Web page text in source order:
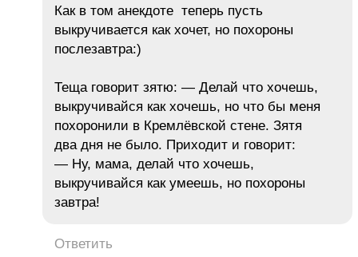
Как в том анекдоте теперь пусть
выкручивается как хочет, но похороны
послезавтра:)
Теща говорит зятю: — Делай что хочешь,
выкручивайся как хочешь, но что бы меня
похоронили в Кремлёвской стене. Зятя
два дня не было. Приходит и говорит:
— Ну, мама, делай что хочешь,
выкручивайся как умеешь, но похороны
завтра!
Ответить